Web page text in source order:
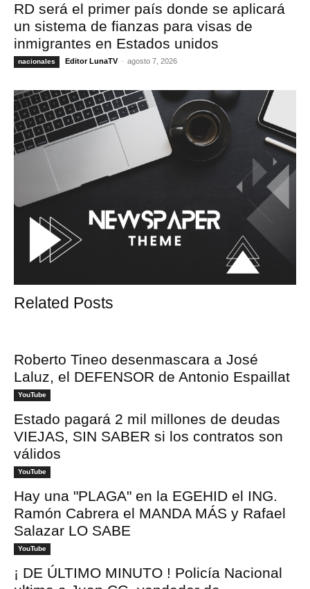
RD será el primer país donde se aplicará
un sistema de fianzas para visas de
inmigrantes en Estados unidos
nacionales Editor LunaTV - agosto 7, 2026
Related Posts
Roberto Tineo desenmascara a José
Laluz, el DEFENSOR de Antonio Espaillat
YouTube
Estado pagará 2 mil millones de deudas
VIEJAS, SIN SABER si los contratos son
válidos
YouTube
Hay una "PLAGA" en la EGEHID el ING.
Ramón Cabrera el MANDA MÁS y Rafael
Salazar LO SABE
YouTube
¡ DE ÚLTIMO MINUTO ! Policía Nacional